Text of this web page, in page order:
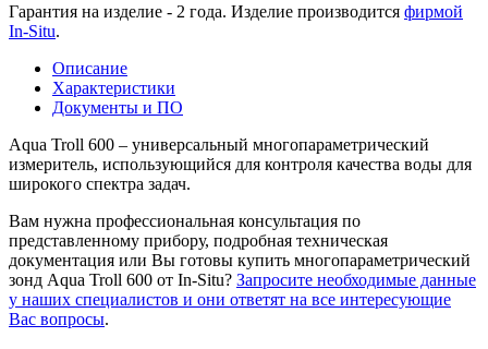
Гарантия на изделие - 2 года. Изделие производится фирмой
In-Situ.
Описание
Характеристики
Документы и ПО
Aqua Troll 600 – универсальный многопараметрический
измеритель, использующийся для контроля качества воды для
широкого спектра задач.
Вам нужна профессиональная консультация по
представленному прибору, подробная техническая
документация или Вы готовы купить многопараметрический
зонд Aqua Troll 600 от In-Situ? Запросите необходимые данные
у наших специалистов и они ответят на все интересующие
Вас вопросы.